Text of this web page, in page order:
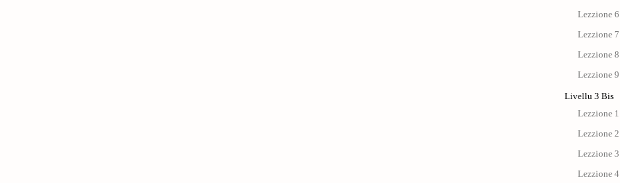
Lezzione
Lezzione
Lezzione
Lezzione
Livellu 3 Bis
Lezzione
Lezzione
Lezzione
Lezzione